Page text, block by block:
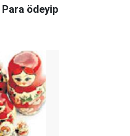
Para ödeyip